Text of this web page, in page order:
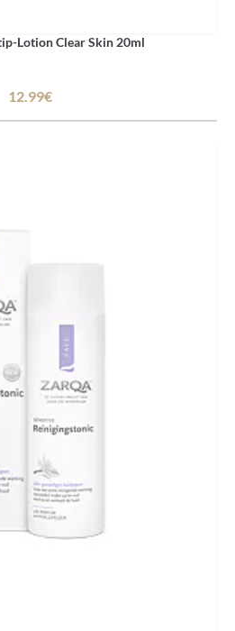
Lotion Clear Skin 20ml
12.99€